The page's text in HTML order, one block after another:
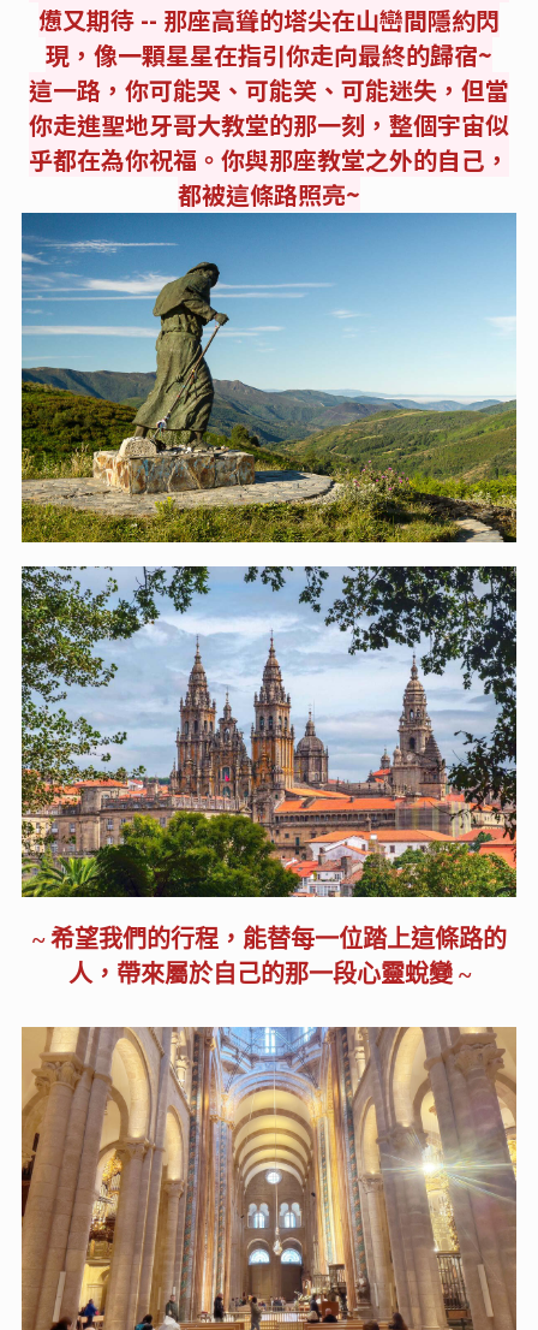
憊又期待 -- 那座高聳的塔尖在山巒間隱約閃
現，像一顆星星在指引你走向最終的歸宿~
這一路，你可能哭、可能笑、可能迷失，但當
你走進聖地牙哥大教堂的那一刻，整個宇宙似
乎都在為你祝福。你與那座教堂之外的自己，
都被這條路照亮~
~ 希望我們的行程，能替每一位踏上這條路的
人，帶來屬於自己的那一段心靈蛻變 ~